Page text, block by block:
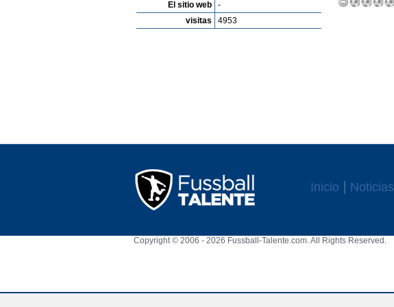
El sitio web
-
visitas
4953
Inicio Noticias
Copyright © 2006 - 2026 Fussball-Talente.com. All Rights Reserved.